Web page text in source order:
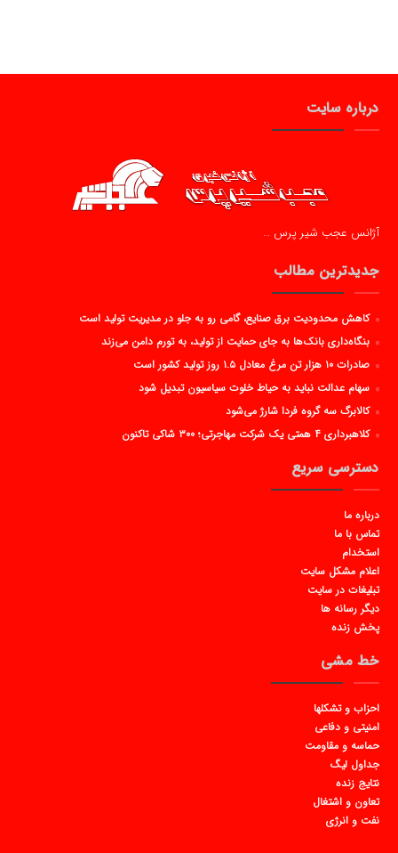
درباره سایت
آژانس عجب شیر پرس …
جدیدترین مطالب
کاهش محدودیت برق صنایع، گامی رو به جلو در مدیریت تولید است
بنگاه‌داری بانک‌ها به جای حمایت از تولید، به تورم دامن می‌زند
صادرات ۱۰ هزار تن مرغ معادل ۱.۵ روز تولید کشور است
سهام عدالت نباید به حیاط خلوت سیاسیون تبدیل شود
کالابرگ سه گروه فردا شارژ می‌شود
کلاهبرداری ۴ همتی یک شرکت مهاجرتی؛ ۳۰۰ شاکی تاکنون
دسترسی سریع
درباره ما
تماس با ما
استخدام
اعلام مشکل سایت
تبلیغات در سایت
دیگر رسانه ها
پخش زنده
خط مشی
احزاب و تشکلها
امنیتی و دفاعی
حماسه و مقاومت
جداول لیگ
نتایج زنده
تعاون و اشتغال
نفت و انرژی